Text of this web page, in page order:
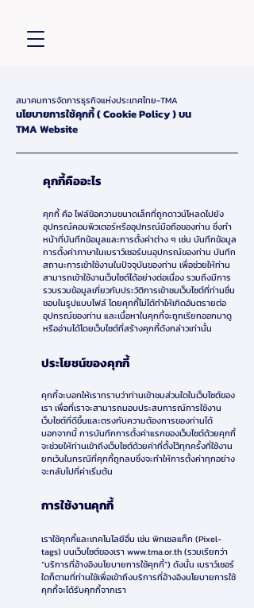
สมาคมการจัดการธุรกิจแห่งประเทศไทย-TMA
นโยบายการใช้คุกกี้ ( Cookie Policy ) บน
TMA Website
คุกกี้คืออะไร
คุกกี้ คือ ไฟล์ข้อความขนาดเล็กที่ถูกดาวน์โหลดไปยัง
อุปกรณ์คอมพิวเตอร์หรืออุปกรณ์มือถือของท่าน ซึ่งทำ
หน้าที่บันทึกข้อมูลและการตั้งค่าต่าง ๆ เช่น บันทึกข้อมูล
การตั้งค่าภาษาในเบราว์เซอร์บนอุปกรณ์ของท่าน บันทึก
สถานะการเข้าใช้งานในปัจจุบันของท่าน เพื่อช่วยให้ท่าน
สามารถเข้าใช้งานเว็บไซต์ได้อย่างต่อเนื่อง รวมถึงมีการ
รวบรวมข้อมูลเกี่ยวกับประวัติการเข้าชมเว็บไซต์ที่ท่านชื่น
ชอบในรูปแบบไฟล์ โดยคุกกี้ไม่ได้ทำให้เกิดอันตรายต่อ
อุปกรณ์ของท่าน และเนื้อหาในคุกกี้จะถูกเรียกออกมาดู
หรืออ่านได้โดยเว็บไซต์ที่สร้างคุกกี้ดังกล่าวเท่านั้น
ประโยชน์ของคุกกี้
คุกกี้จะบอกให้เราทราบว่าท่านเข้าชมส่วนใดในเว็บไซต์ของ
เรา เพื่อที่เราจะสามารถมอบประสบการณ์การใช้งาน
เว็บไซต์ที่ดีขึ้นและตรงกับความต้องการของท่านได้
นอกจากนี้ การบันทึกการตั้งค่าแรกของเว็บไซต์ด้วยคุกกี้
จะช่วยให้ท่านเข้าถึงเว็บไซต์ด้วยค่าที่ตั้งไว้ทุกครั้งที่ใช้งาน
ยกเว้นในกรณีที่คุกกี้ถูกลบซึ่งจะทำให้การตั้งค่าทุกอย่าง
จะกลับไปที่ค่าเริ่มต้น
การใช้งานคุกกี้
เราใช้คุกกี้และเทคโนโลยีอื่น เช่น พิกเซลแท็ก (Pixel-
tags) บนเว็บไซต์ของเราwww.tma.or.th(รวมเรียกว่า
“บริการที่อ้างอิงนโยบายการใช้คุกกี้”) ดังนั้น เบราว์เซอร์
ใดก็ตามที่ท่านใช้เพื่อเข้าถึงบริการที่อ้างอิงนโยบายการใช้
คุกกี้จะได้รับคุกกี้จากเรา